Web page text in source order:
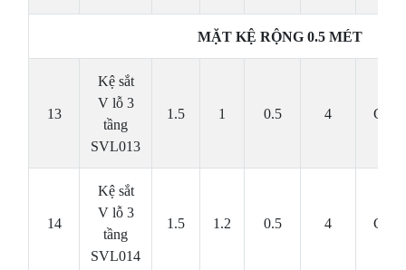
MẶT KỆ RỘNG 0.5 MÉT
13
Kệ sắt
V lỗ 3
tầng
SVL013
1.5 1 0.5 4 Cái
14
Kệ sắt
V lỗ 3
tầng
SVL014
1.5 1.2 0.5 4 Cái